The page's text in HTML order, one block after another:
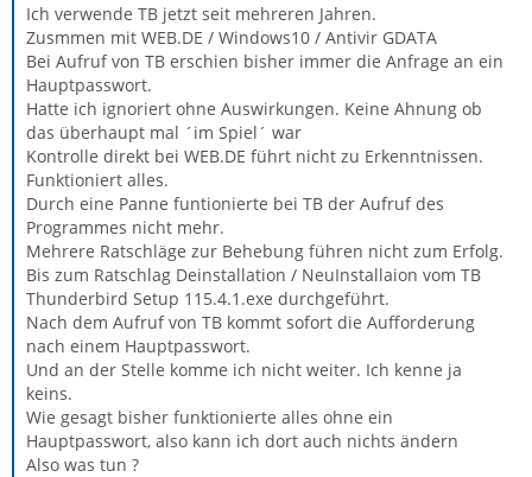
Ich verwende TB jetzt seit mehreren Jahren.
Zusmmen mit WEB.DE / Windows10 / Antivir GDATA
Bei Aufruf von TB erschien bisher immer die Anfrage an ein
Hauptpasswort.
Hatte ich ignoriert ohne Auswirkungen. Keine Ahnung ob
das überhaupt mal ´im Spiel´ war
Kontrolle direkt bei WEB.DE führt nicht zu Erkenntnissen.
Funktioniert alles.
Durch eine Panne funtionierte bei TB der Aufruf des
Programmes nicht mehr.
Mehrere Ratschläge zur Behebung führen nicht zum Erfolg.
Bis zum Ratschlag Deinstallation / NeuInstallaion vom TB
Thunderbird Setup 115.4.1.exe durchgeführt.
Nach dem Aufruf von TB kommt sofort die Aufforderung
nach einem Hauptpasswort.
Und an der Stelle komme ich nicht weiter. Ich kenne ja
keins.
Wie gesagt bisher funktionierte alles ohne ein
Hauptpasswort, also kann ich dort auch nichts ändern
Also was tun ?